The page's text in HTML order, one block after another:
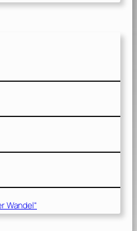
Wandel“